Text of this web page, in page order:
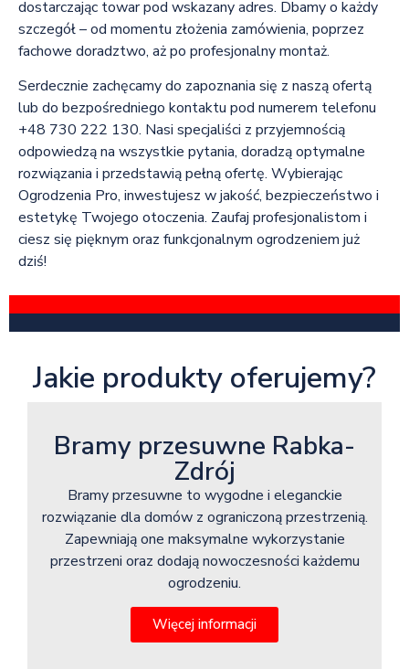
dostarczając towar pod wskazany adres. Dbamy o każdy
szczegół – od momentu złożenia zamówienia, poprzez
fachowe doradztwo, aż po profesjonalny montaż.
Serdecznie zachęcamy do zapoznania się z naszą ofertą
lub do bezpośredniego kontaktu pod numerem telefonu
+48 730 222 130. Nasi specjaliści z przyjemnością
odpowiedzą na wszystkie pytania, doradzą optymalne
rozwiązania i przedstawią pełną ofertę. Wybierając
Ogrodzenia Pro, inwestujesz w jakość, bezpieczeństwo i
estetykę Twojego otoczenia. Zaufaj profesjonalistom i
ciesz się pięknym oraz funkcjonalnym ogrodzeniem już
dziś!
Jakie produkty oferujemy?
Bramy przesuwne Rabka-
Zdrój
Bramy przesuwne to wygodne i eleganckie
rozwiązanie dla domów z ograniczoną przestrzenią.
Zapewniają one maksymalne wykorzystanie
przestrzeni oraz dodają nowoczesności każdemu
ogrodzeniu.
Więcej informacji